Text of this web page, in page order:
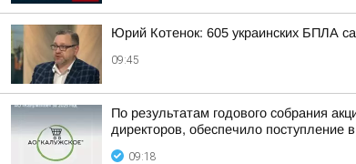
Юрий Котенок: 605 украинских БПЛА
09:45
По результатам годового собрания
директоров, обеспечило
09:18